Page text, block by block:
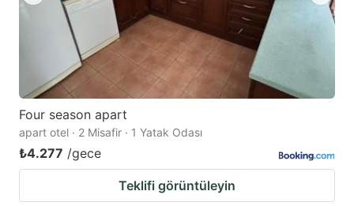
Four season apart
apart otel · 2 Misafir · 1 Yatak Odası
₺4.277 /gece
Teklifi görüntüleyin